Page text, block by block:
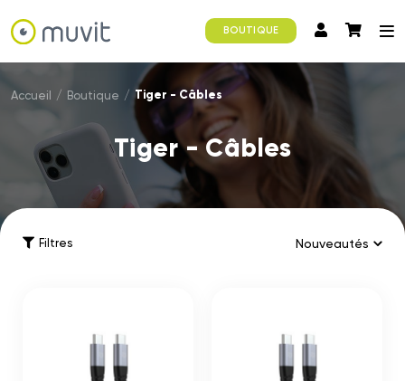
BOUTIQUE
Accueil / Boutique / Tiger - Câbles
Tiger - Câbles
Filtres